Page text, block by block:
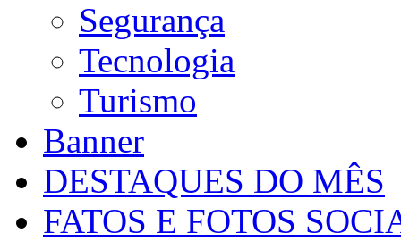
Segurança
Tecnologia
Turismo
Banner
DESTAQUES DO MÊS
FATOS E FOTOS